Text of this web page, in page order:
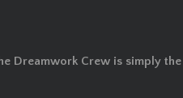
Dreamwork Crew is simply the